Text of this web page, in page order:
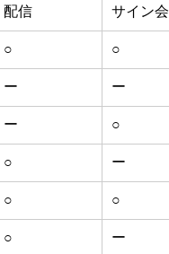
配信 サイン会
○ ○
ー ー
ー ○
○ ー
○ ○
○ ー